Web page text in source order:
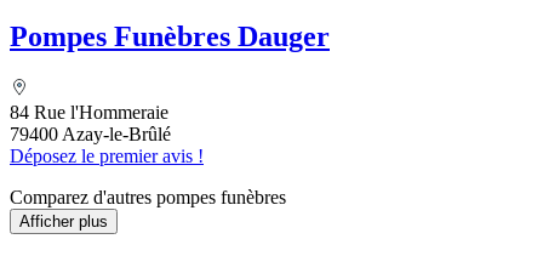
Pompes Funèbres Dauger
84 Rue l'Hommeraie
79400 Azay-le-Brûlé
Déposez le premier avis !
Comparez d'autres pompes funèbres
Afficher plus